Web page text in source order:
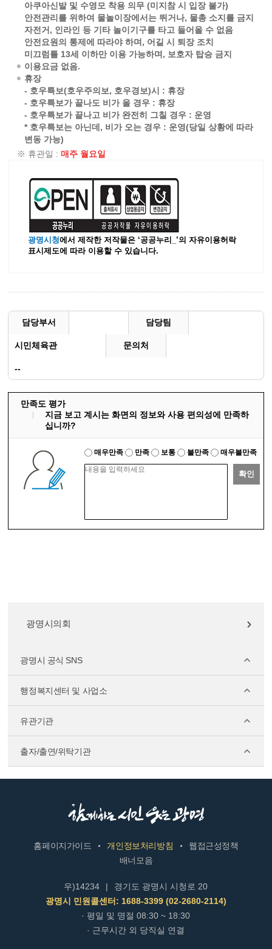
아쿠아신발 및 수영모 착용 의무 (미지참 시 입장 불가)
안전관리를 위하여 물놀이장에서는 뛰거나, 물총 소지를 금지
자전거, 인라인 등 기타 놀이기구를 타고 들어올 수 없음
안전요원의 통제에 따라야 하며, 어길 시 퇴장 조치
미끄럼틀 13세 이하만 이용 가능하며, 보호자 탑승 금지
이용요금 없음.
휴장
- 호우특보(호우주의보, 호우경보)시 : 휴장
- 호우특보가 끝나도 비가 올 경우 : 휴장
- 호우특보가 끝나고 비가 완전히 그칠 경우 : 운영
* 호우특보는 아닌데, 비가 오는 경우 : 운영(당일 상황에 따라
변동 가능)
※ 휴관일 :매주 월요일
광명시청에서 제작한 저작물은 ‘공공누리_’의 자유이용허락
표시제도에 따라 이용할 수 있습니다.
담당부서 담당팀
시민체육관 문의처
--
만족도 평가
지금 보고 계시는 화면의 정보와 사용 편의성에 만족하
십니까?
매우만족 만족 보통 불만족 매우불만족
확인
광명시의회
광명시 공식 SNS
행정복지센터 및 사업소
유관기관
출자/출연/위탁기관
홈페이지가이드 개인정보처리방침
웹접근성정책
배너모음
우)14234 |
경기도 광명시 시청로 20
광명시 민원콜센터: 1688-3399 (02-2680-2114)
· 평일 및 명절 08:30 ~ 18:30
· 근무시간 외 당직실 연결